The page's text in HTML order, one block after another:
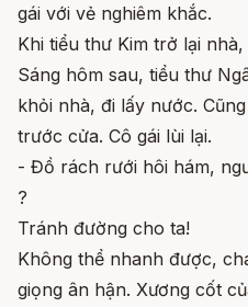
gái với vẻ nghiêm khắc.
Khi tiểu thư Kim trở lại
Sáng hôm sau, tiểu thư
khỏi nhà, đi lấy nước. Cũng
trước cửa. Cô gái lùi lại.
- Đồ rách rưới hôi hám,
?
Tránh đường cho ta!
Không thể nhanh được,
giọng ân hận. Xương cốt